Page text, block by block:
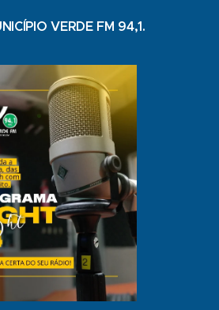
VERDE FM 94,1.